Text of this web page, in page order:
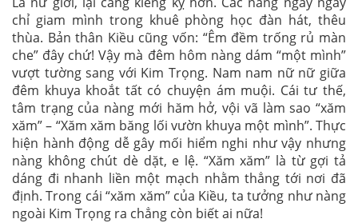
chỉ giam mình trong khuê phòng học đàn hát, thêu
thùa. Bản thân Kiều cũng vốn: “Êm đềm trống rủ màn
che” đây chứ! Vậy mà đêm hôm nàng dám “một mình”
vượt tường sang với Kim Trọng. Nam nam nữ nữ giữa
đêm khuya khoắt tất có chuyện ám muội. Cái tư thế,
tâm trạng của nàng mới hăm hở, vội vã làm sao “xăm
xăm” – “Xăm xăm băng lối vườn khuya một mình”. Thực
hiện hành động dễ gây mối hiểm nghi như vậy nhưng
nàng không chút dè dặt, e lệ. “Xăm xăm” là từ gợi tả
dáng đi nhanh liền một mạch nhằm thẳng tới nơi đã
định. Trong cái “xăm xăm” của Kiều, ta tưởng như nàng
ngoài Kim Trọng ra chẳng còn biết ai nữa!